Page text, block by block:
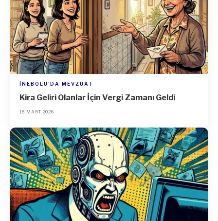
İNEBOLU'DA MEVZUAT
Kira Geliri Olanlar İçin Vergi Zamanı Geldi
18 MART 2026